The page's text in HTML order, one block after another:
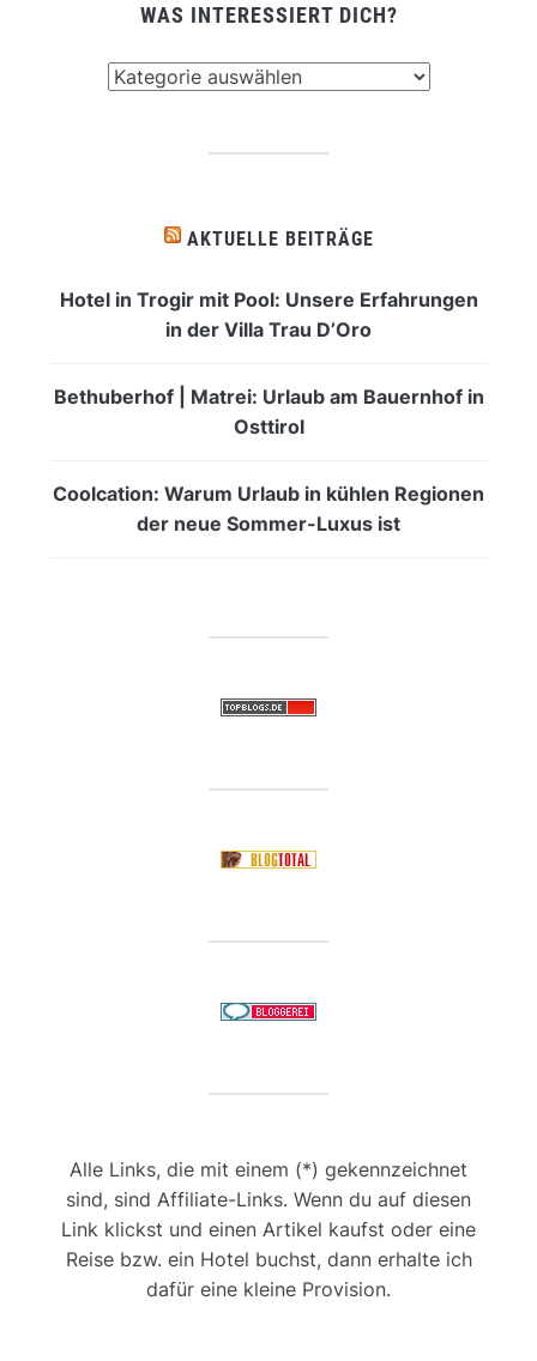
WAS INTERESSIERT DICH?
AKTUELLE BEITRÄGE
Hotel in Trogir mit Pool: Unsere Erfahrungen
in der Villa Trau D’Oro
Bethuberhof | Matrei: Urlaub am Bauernhof in
Osttirol
Coolcation: Warum Urlaub in kühlen Regionen
der neue Sommer-Luxus ist
Alle Links, die mit einem (*) gekennzeichnet
sind, sind Affiliate-Links. Wenn du auf diesen
Link klickst und einen Artikel kaufst oder eine
Reise bzw. ein Hotel buchst, dann erhalte ich
dafür eine kleine Provision.